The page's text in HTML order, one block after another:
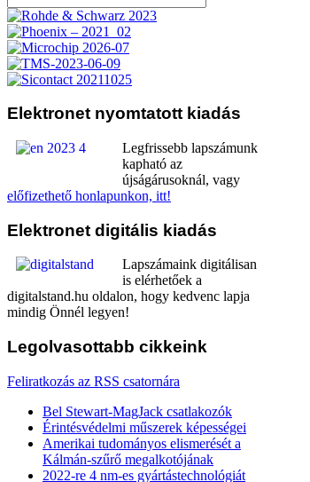
Elektronet nyomtatott kiadás
Legfrissebb lapszámunk
kapható az
újságárusoknál, vagy
előfizethető honlapunkon, itt!
Elektronet digitális kiadás
Lapszámaink digitálisan
is elérhetőek a
digitalstand.hu oldalon, hogy kedvenc lapja
mindig Önnél legyen!
Legolvasottabb cikkeink
Feliratkozás az RSS csatornára
Bel Stewart-MagJack csatlakozók
Érintésvédelmi műszerek képességei
Amerikai tudományos elismerését a
Kálmán-szűrő megalkotójának
2022-re 4 nm-es gyártástechnológiát